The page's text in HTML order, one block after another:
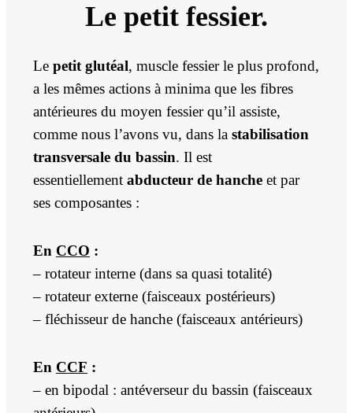
Le petit fessier.
Le petit glutéal, muscle fessier le plus profond,
a les mêmes actions à minima que les fibres
antérieures du moyen fessier qu’il assiste,
comme nous l’avons vu, dans la stabilisation
transversale du bassin. Il est
essentiellement abducteur de hanche et par
ses composantes :
En CCO :
– rotateur interne (dans sa quasi totalité)
– rotateur externe (faisceaux postérieurs)
– fléchisseur de hanche (faisceaux antérieurs)
En CCF :
– en bipodal : antéverseur du bassin (faisceaux